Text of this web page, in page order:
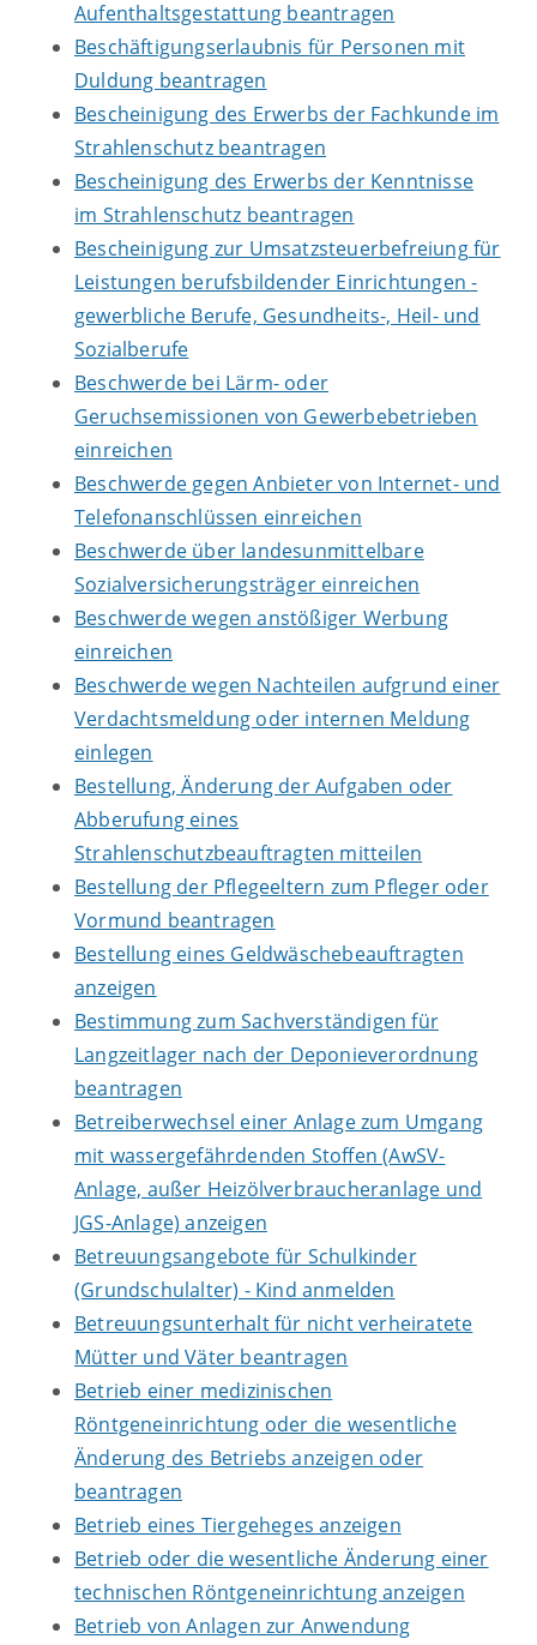
Aufenthaltsgestattung beantragen
Beschäftigungserlaubnis für Personen mit
Duldung beantragen
Bescheinigung des Erwerbs der Fachkunde im
Strahlenschutz beantragen
Bescheinigung des Erwerbs der Kenntnisse
im Strahlenschutz beantragen
Bescheinigung zur Umsatzsteuerbefreiung für
Leistungen berufsbildender Einrichtungen -
gewerbliche Berufe, Gesundheits-, Heil- und
Sozialberufe
Beschwerde bei Lärm- oder
Geruchsemissionen von Gewerbebetrieben
einreichen
Beschwerde gegen Anbieter von Internet- und
Telefonanschlüssen einreichen
Beschwerde über landesunmittelbare
Sozialversicherungsträger einreichen
Beschwerde wegen anstößiger Werbung
einreichen
Beschwerde wegen Nachteilen aufgrund einer
Verdachtsmeldung oder internen Meldung
einlegen
Bestellung, Änderung der Aufgaben oder
Abberufung eines
Strahlenschutzbeauftragten mitteilen
Bestellung der Pflegeeltern zum Pfleger oder
Vormund beantragen
Bestellung eines Geldwäschebeauftragten
anzeigen
Bestimmung zum Sachverständigen für
Langzeitlager nach der Deponieverordnung
beantragen
Betreiberwechsel einer Anlage zum Umgang
mit wassergefährdenden Stoffen (AwSV-
Anlage, außer Heizölverbraucheranlage und
JGS-Anlage) anzeigen
Betreuungsangebote für Schulkinder
(Grundschulalter) - Kind anmelden
Betreuungsunterhalt für nicht verheiratete
Mütter und Väter beantragen
Betrieb einer medizinischen
Röntgeneinrichtung oder die wesentliche
Änderung des Betriebs anzeigen oder
beantragen
Betrieb eines Tiergeheges anzeigen
Betrieb oder die wesentliche Änderung einer
technischen Röntgeneinrichtung anzeigen
Betrieb von Anlagen zur Anwendung